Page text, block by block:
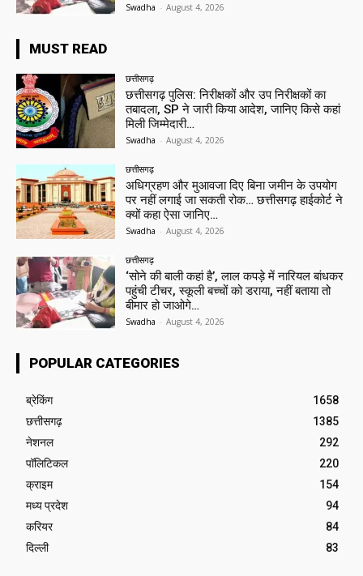
Swadha - August 4, 2026
MUST READ
छत्तीसगढ़
छत्तीसगढ़ पुलिस: निरीक्षकों और उप निरीक्षकों का
तबादला, SP ने जारी किया आदेश, जानिए किसे कहां
मिली जिम्मेदारी…
Swadha - August 4, 2026
छत्तीसगढ़
अधिग्रहण और मुआवजा दिए बिना जमीन के उपयोग
पर नहीं लगाई जा सकती रोक… छत्तीसगढ़ हाईकोर्ट ने
क्यों कहा ऐसा जानिए…
Swadha - August 4, 2026
छत्तीसगढ़
‘सोने की बाली कहां है’, लाल कपड़े में नारियल बांधकर
पहुंची टीचर, स्कूली बच्चों को डराया, नहीं बताया तो
बीमार हो जाओगे…
Swadha - August 4, 2026
POPULAR CATEGORIES
ब्रेकिंग
1658
छत्तीसगढ़
1385
नेशनल
292
पॉलिटिकल
220
क्राइम
154
मध्य प्रदेश
94
करियर
84
दिल्ली
83